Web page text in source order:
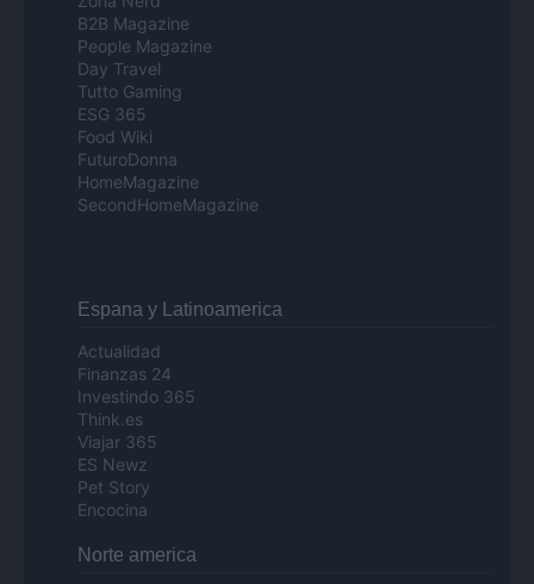
B2B Magazine
People Magazine
Day Travel
Tutto Gaming
ESG 365
Food Wiki
FuturoDonna
HomeMagazine
SecondHomeMagazine
Espana y Latinoamerica
Actualidad
Finanzas 24
Investindo 365
Think.es
Viajar 365
ES Newz
Pet Story
Encocina
Norte america